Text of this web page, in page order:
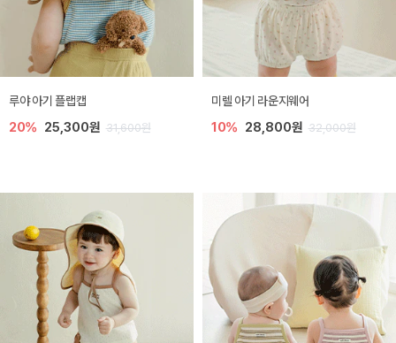
루야 아기 플랩캡
20% 25,300원 31,600원
미렐 아기 라운지웨어
10% 28,800원 32,000원